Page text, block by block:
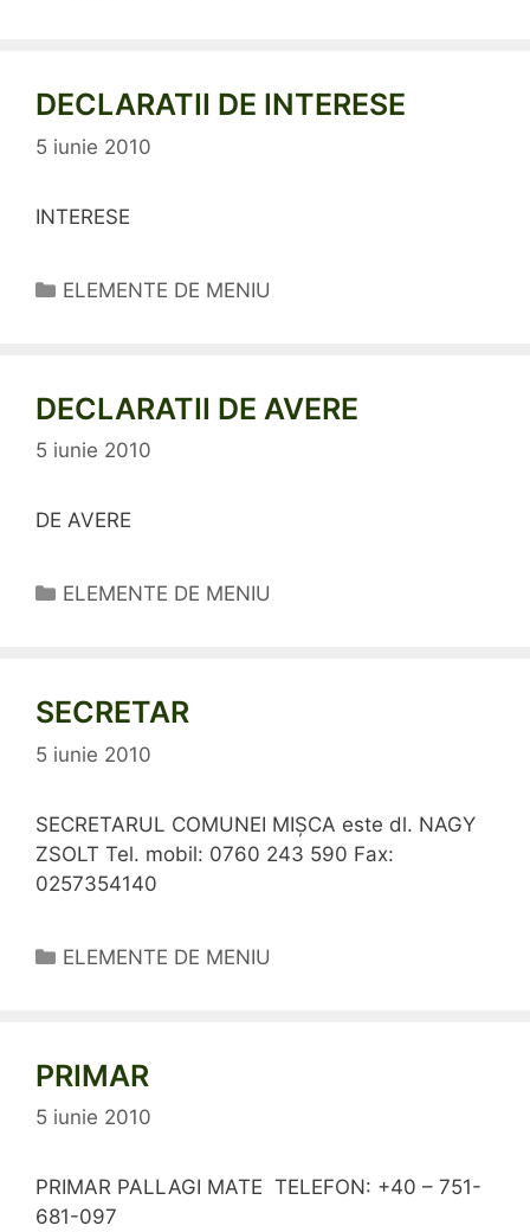
DECLARATII DE INTERESE
5 iunie 2010
INTERESE
Categorii
ELEMENTE DE MENIU
DECLARATII DE AVERE
5 iunie 2010
DE AVERE
Categorii
ELEMENTE DE MENIU
SECRETAR
5 iunie 2010
SECRETARUL COMUNEI MIȘCA este dl. NAGY
ZSOLT Tel. mobil: 0760 243 590 Fax:
0257354140
Categorii
ELEMENTE DE MENIU
PRIMAR
5 iunie 2010
PRIMAR PALLAGI MATE TELEFON: +40 – 751-
681-097